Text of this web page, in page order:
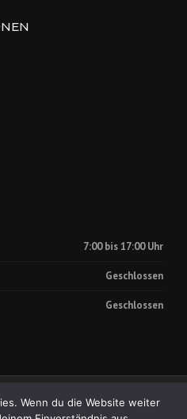
7:00 bis 17:00 Uhr
Geschlossen
Geschlossen
|Datenschutz
Wenn du die Website weiter